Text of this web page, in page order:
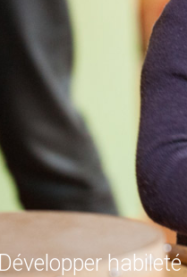
Développer